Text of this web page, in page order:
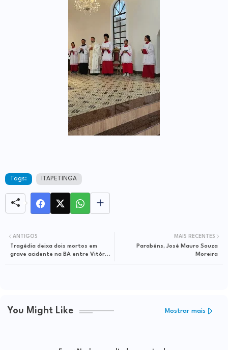
Tags: ITAPETINGA
MAIS RECENTES
Parabéns, José Mauro Souza
Moreira
ANTIGOS
Tragédia deixa dois mortos em
grave acidente na BA entre Vitória
You Might Like Mostrar mais